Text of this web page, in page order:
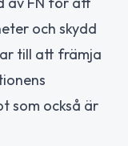
och skydd
till att främja
som också är